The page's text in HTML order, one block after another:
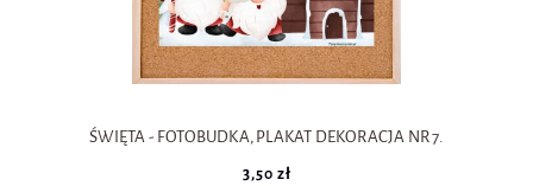
ŚWIĘTA - FOTOBUDKA, PLAKAT DEKORACJA NR 7.
3,50 zł